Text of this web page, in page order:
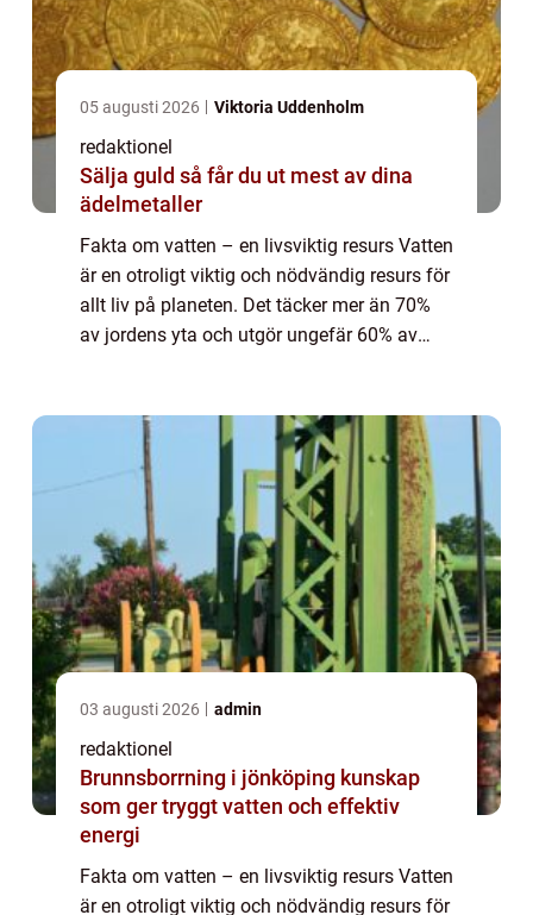
05 augusti 2026 Viktoria Uddenholm
redaktionel
Sälja guld så får du ut mest av dina
ädelmetaller
Fakta om vatten – en livsviktig resurs Vatten
är en otroligt viktig och nödvändig resurs för
allt liv på planeten. Det täcker mer än 70%
av jordens yta och utgör ungefär 60% av
03 augusti 2026 admin
redaktionel
Brunnsborrning i jönköping kunskap
som ger tryggt vatten och effektiv
energi
Fakta om vatten – en livsviktig resurs Vatten
är en otroligt viktig och nödvändig resurs för